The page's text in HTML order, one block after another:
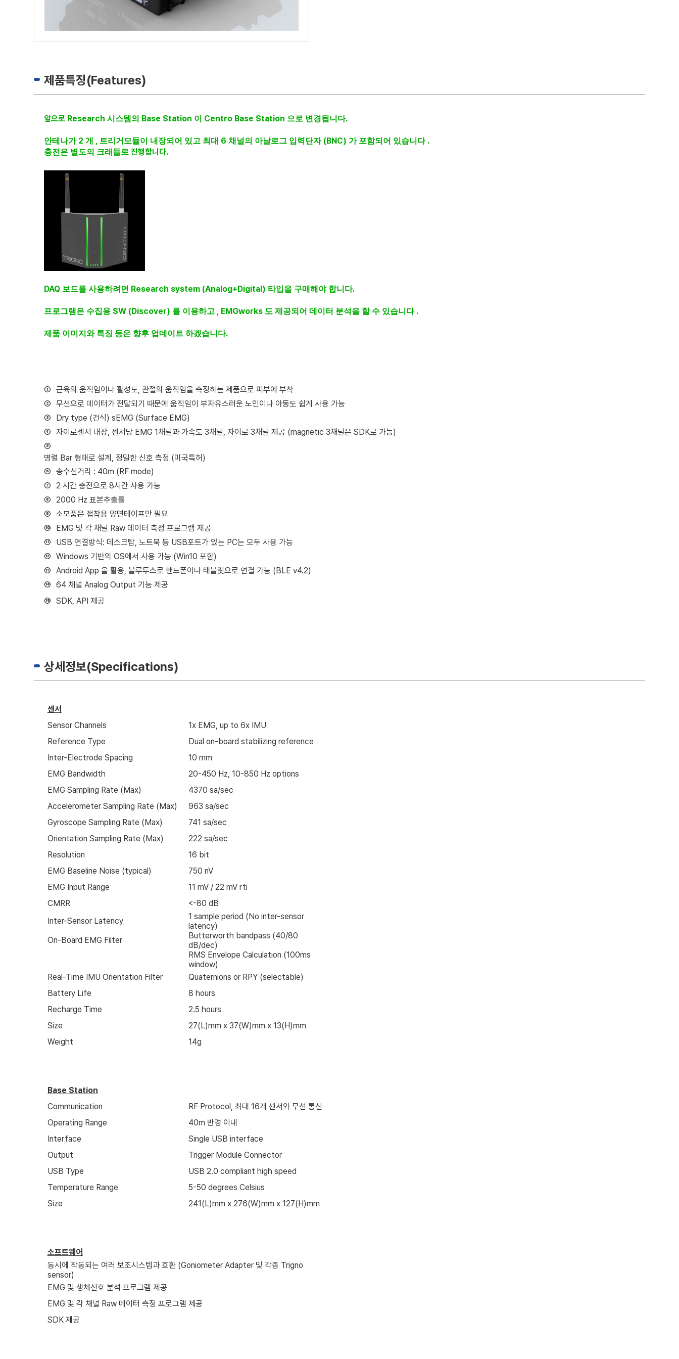
제품특징(Features)
앞으로 Research시스템의 Base Station 이 Centro Base Station 으로 변경됩니다.
안테나가 2 개 , 트리거모듈이 내장되어 있고 최대 6 채널의 아날로그 입력단자 (BNC) 가 포함되어 있습니다 .
충전은 별도의 크래들로 진행합니다.
DAQ 보드를 사용하려면 Research system (Analog+Digital) 타입을 구매해야 합니다.
프로그램은 수집용 SW (Discover) 를 이용하고 , EMGworks 도 제공되어 데이터 분석을 할 수 있습니다 .
제품 이미지와 특징 등은 향후 업데이트 하겠습니다.
① 근육의 움직임이나 활성도,관절의 움직임을 측정하는 제품으로 피부에 부착
② 무선으로 데이터가 전달되기 때문에 움직임이 부자유스러운 노인이나 아동도 쉽게 사용 가능
③
Dry type (건식) sEMG (Surface EMG)
④ 자이로센서 내장,센서당 EMG 1 채널과 가속도 3채널,자이로 3채널 제공 (magnetic 3채널은 SDK로 가능)
⑤
병렬 Bar 형태로 설계 ,정밀한 신호 측정 (미국특허 )
⑥ 송수신거리 : 40m (RF mode)
⑦ 2시간 충전으로 8시간 사용 가능
⑧ 2000 Hz표본추출률
⑨ 소모품은 접착용 양면테이프만 필요
⑩
EMG 및 각 채널 Raw 데이터 측정 프로그램 제공
⑪
USB 연결방식: 데스크탑,노트북 등 USB포트가 있는 PC는 모두 사용 가능
⑫ Windows 기반의 OS에서 사용 가능 (Win10포함)
⑬ Android App을 활용,블루투스로 핸드폰이나 태블릿으로 연결 가능 (BLE v4.2)
⑭ 64 채널 Analog Output 기능 제공
⑮ SDK, API제공
상세정보(Specifications)
센서
Sensor Channels
1x EMG, up to 6x IMU
Reference Type
Dual on-board stabilizing reference
Inter-Electrode Spacing
10 mm
EMG Bandwidth
20-450 Hz, 10-850 Hz options
EMG Sampling Rate (Max)
4370 sa/sec
Accelerometer Sampling Rate (Max)
963 sa/sec
Gyroscope Sampling Rate (Max)
741 sa/sec
Orientation Sampling Rate (Max)
222 sa/sec
Resolution
16 bit
EMG Baseline Noise (typical)
750 nV
EMG Input Range
11 mV / 22 mV rti
CMRR
<-80 dB
Inter-Sensor Latency
1 sample period (No inter-sensor
latency)
On-Board EMG Filter
Butterworth bandpass (40/80
dB/dec)
RMS Envelope Calculation (100ms
window)
Real-Time IMU Orientation Filter
Quaternions or RPY (selectable)
Battery Life
8 hours
Recharge Time
2.5 hours
Size
27(L)mm x 37(W)mm x 13(H)mm
Weight
14g
Base Station
Communication
RF Protocol, 최대 16개 센서와 무선 통신
Operating Range
40m 반경 이내
Interface
Single USB interface
Output
Trigger Module Connector
USB Type
USB 2.0 compliant high speed
Temperature Range
5-50 degrees Celsius
Size
241(L)mm x 276(W)mm x 127(H)mm
소프트웨어
동시에 작동되는 여러 보조시스템과 호환(Goniometer Adapter 및 각종 Trigno
sensor)
EMG 및 생체신호 분석 프로그램 제공
EMG 및 각 채널 Raw 데이터 측정 프로그램 제공
SDK 제공